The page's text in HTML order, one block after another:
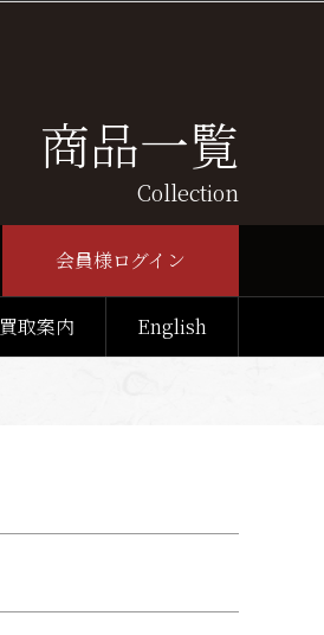
商品一覧
Collection
会員様ログイン
買取案内 English